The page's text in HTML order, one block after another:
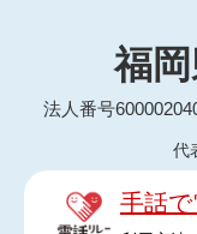
福
法人番号
代
手話